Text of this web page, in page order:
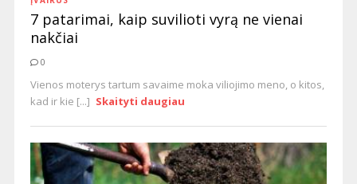
7 patarimai, kaip suvilioti vyrą ne vienai
nakčiai
0
Vienos moterys tartum savaime moka viliojimo meno, o kitos,
kad ir kie [...] Skaityti daugiau